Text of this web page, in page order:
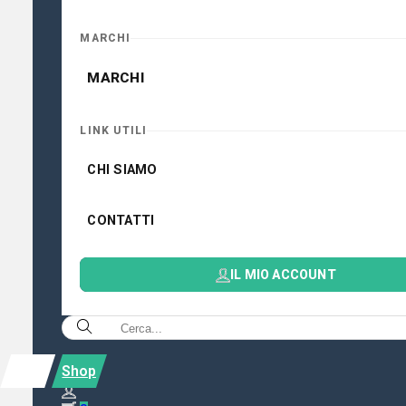
MARCHI
MARCHI
LINK UTILI
CHI SIAMO
CONTATTI
IL MIO ACCOUNT
Shop